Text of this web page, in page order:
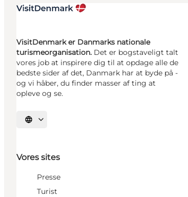
VisitDenmark er Danmarks nationale
turismeorganisation. Det er bogstaveligt talt
vores job at inspirere dig til at opdage alle de
bedste sider af det, Danmark har at byde på -
og vi håber, du finder masser af ting at
opleve og se.
Vælg sprog
Vores sites
Presse
Turist